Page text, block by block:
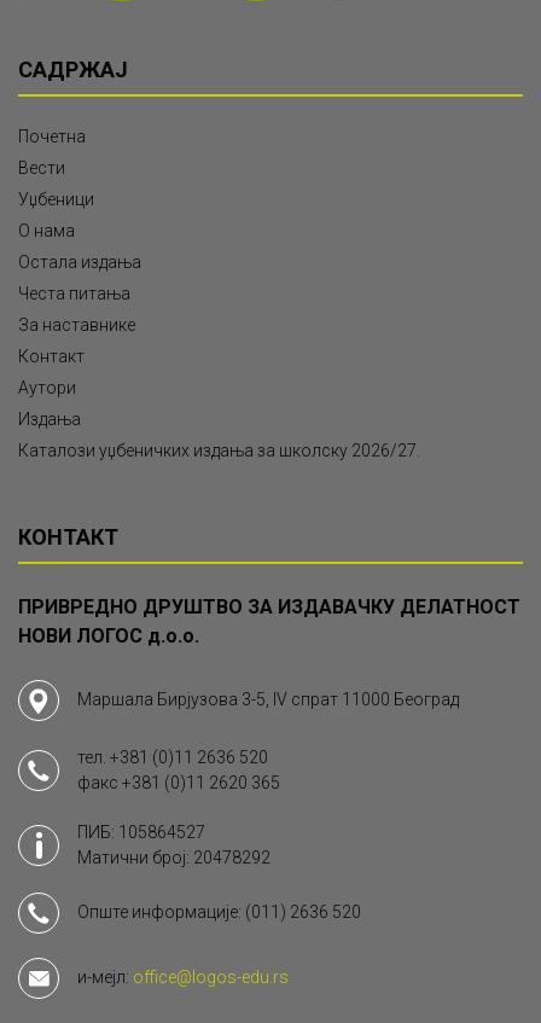
САДРЖАЈ
Почетна
Вести
Уџбеници
О нама
Остала издања
Честа питања
За наставнике
Контакт
Аутори
Издања
Каталози уџбеничких издања за школску 2026/27.
КОНТАКТ
ПРИВРЕДНО ДРУШТВО ЗА ИЗДАВАЧКУ ДЕЛАТНОСТ
НОВИ ЛОГОС д.о.о.
Маршала Бирјузова 3-5, IV спрат 11000 Београд
тел. +381 (0)11 2636 520
факс +381 (0)11 2620 365
ПИБ: 105864527
Матични број: 20478292
Опште информације: (011) 2636 520
и-мејл: office@logos-edu.rs